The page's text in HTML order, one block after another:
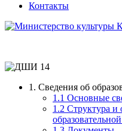
Контакты
1. Сведения об
1.1 Основные
1.2 Структура и